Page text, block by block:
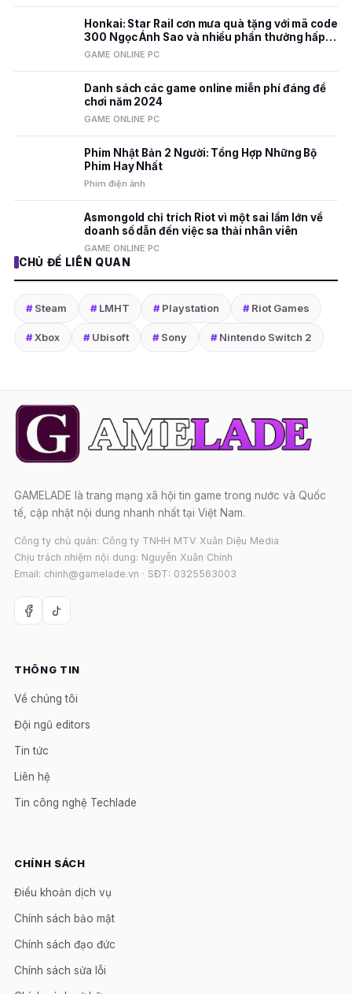
Honkai: Star Rail cơn mưa quà tặng với mã code
300 Ngọc Ánh Sao và nhiều phần thưởng hấp
dẫn
GAME ONLINE PC
Danh sách các game online miễn phí đáng để
chơi năm 2024
GAME ONLINE PC
Phim Nhật Bản 2 Người: Tổng Hợp Những Bộ
Phim Hay Nhất
Phim điện ảnh
Asmongold chỉ trích Riot vì một sai lầm lớn về
doanh số dẫn đến việc sa thải nhân viên
GAME ONLINE PC
CHỦ ĐỀ LIÊN QUAN
#Steam #LMHT #Playstation #Riot Games
#Xbox #Ubisoft #Sony #Nintendo Switch 2
GAMELADE là trang mạng xã hội tin game trong nước và Quốc
tế, cập nhật nội dung nhanh nhất tại Việt Nam.
Công ty chủ quản: Công ty TNHH MTV Xuân Diệu Media
Chịu trách nhiệm nội dung: Nguyễn Xuân Chính
Email: chinh@gamelade.vn · SĐT: 0325563003
THÔNG TIN
Về chúng tôi
Đội ngũ editors
Tin tức
Liên hệ
Tin công nghệ Techlade
CHÍNH SÁCH
Điều khoản dịch vụ
Chính sách bảo mật
Chính sách đạo đức
Chính sách sửa lỗi